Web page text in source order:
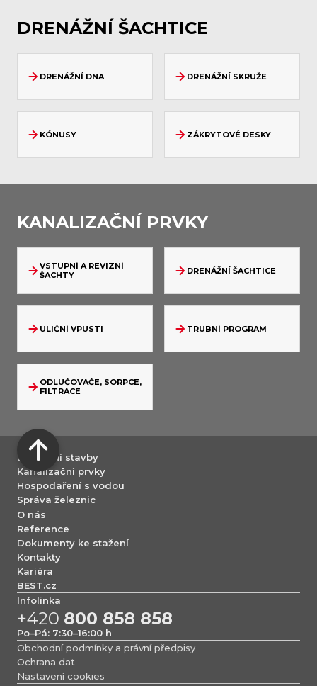
DRENÁŽNÍ ŠACHTICE
DRENÁŽNÍ DNA DRENÁŽNÍ SKRUŽE
KÓNUSY ZÁKRYTOVÉ DESKY
KANALIZAČNÍ PRVKY
VSTUPNÍ A REVIZNÍ
ŠACHTY
DRENÁŽNÍ ŠACHTICE
ULIČNÍ VPUSTI TRUBNÍ PROGRAM
ODLUČOVAČE, SORPCE,
FILTRACE
Dopravní stavby
Kanalizační prvky
Hospodaření s vodou
Správa železnic
O nás
Reference
Dokumenty ke stažení
Kontakty
Kariéra
BEST.cz
Obchodní podmínky a právní předpisy
Ochrana dat
Nastavení cookies
Infolinka
+420 800 858 858
Po–Pá: 7:30–16:00 h